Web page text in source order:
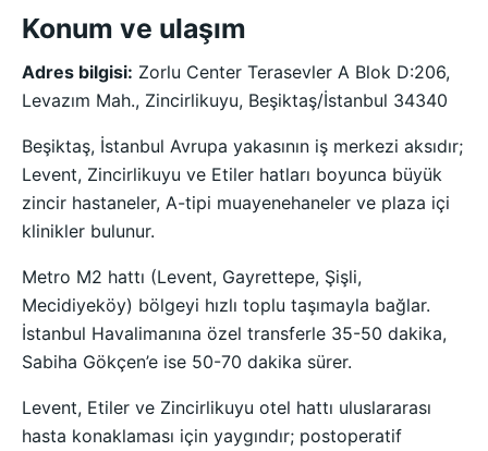
Konum ve ulaşım
Adres bilgisi: Zorlu Center Terasevler A Blok D:206,
Levazım Mah., Zincirlikuyu, Beşiktaş/İstanbul 34340
Beşiktaş, İstanbul Avrupa yakasının iş merkezi aksıdır;
Levent, Zincirlikuyu ve Etiler hatları boyunca büyük
zincir hastaneler, A-tipi muayenehaneler ve plaza içi
klinikler bulunur.
Metro M2 hattı (Levent, Gayrettepe, Şişli,
Mecidiyeköy) bölgeyi hızlı toplu taşımayla bağlar.
İstanbul Havalimanına özel transferle 35-50 dakika,
Sabiha Gökçen’e ise 50-70 dakika sürer.
Levent, Etiler ve Zincirlikuyu otel hattı uluslararası
hasta konaklaması için yaygındır; postoperatif